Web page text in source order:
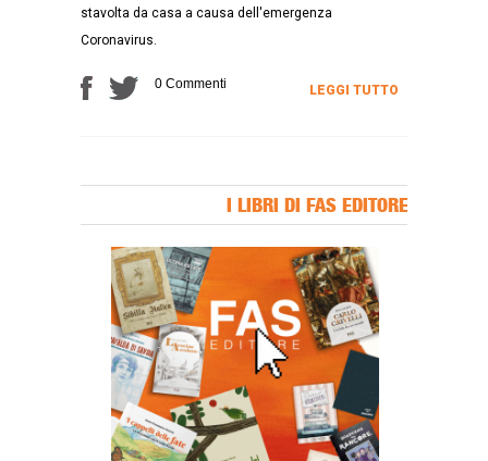
stavolta da casa a causa dell'emergenza
Coronavirus.
0 Commenti LEGGI TUTTO
I LIBRI DI FAS EDITORE